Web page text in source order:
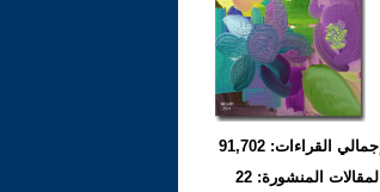
إجمالي القراءات: 91,702
المقالات المنشورة: 22